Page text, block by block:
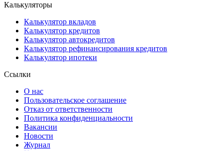
Калькуляторы
Калькулятор вкладов
Калькулятор кредитов
Калькулятор автокредитов
Калькулятор рефинансирования кредитов
Калькулятор ипотеки
Ссылки
О нас
Пользовательское соглашение
Отказ от ответственности
Политика конфиденциальности
Вакансии
Новости
Журнал